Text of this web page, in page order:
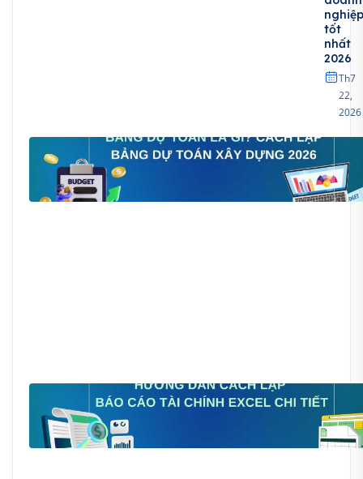
nghiệp
tốt
nhất
2026
Th7
22,
2026